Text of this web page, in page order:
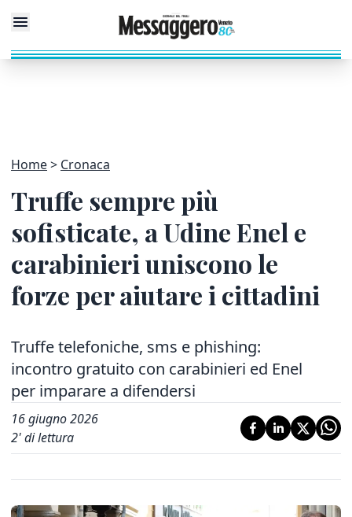
Home Cronaca
Truffe sempre più
sofisticate, a Udine Enel e
carabinieri uniscono le
forze per aiutare i cittadini
Truffe telefoniche, sms e phishing:
incontro gratuito con carabinieri ed Enel
per imparare a difendersi
16 giugno 2026
2' di lettura